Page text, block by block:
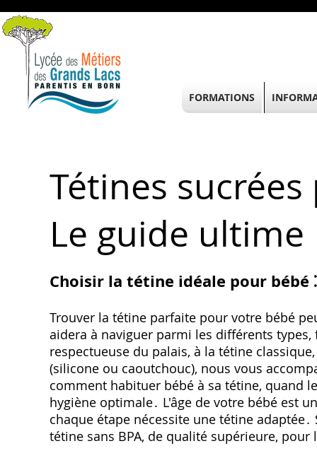
Tétines
Le guide ultime
Choisir la tétine idéale pour bébé
Trouver la tétine parfaite pour votre bébé
aidera à naviguer parmi les différents
respectueuse du palais, à la tétine
(silicone ou caoutchouc), nous vous
comment habituer bébé à sa tétine, quand
hygiène optimale․ L'âge de votre bébé est
chaque étape nécessite une tétine
tétine sans BPA, de qualité supérieure,
FORMATIONS